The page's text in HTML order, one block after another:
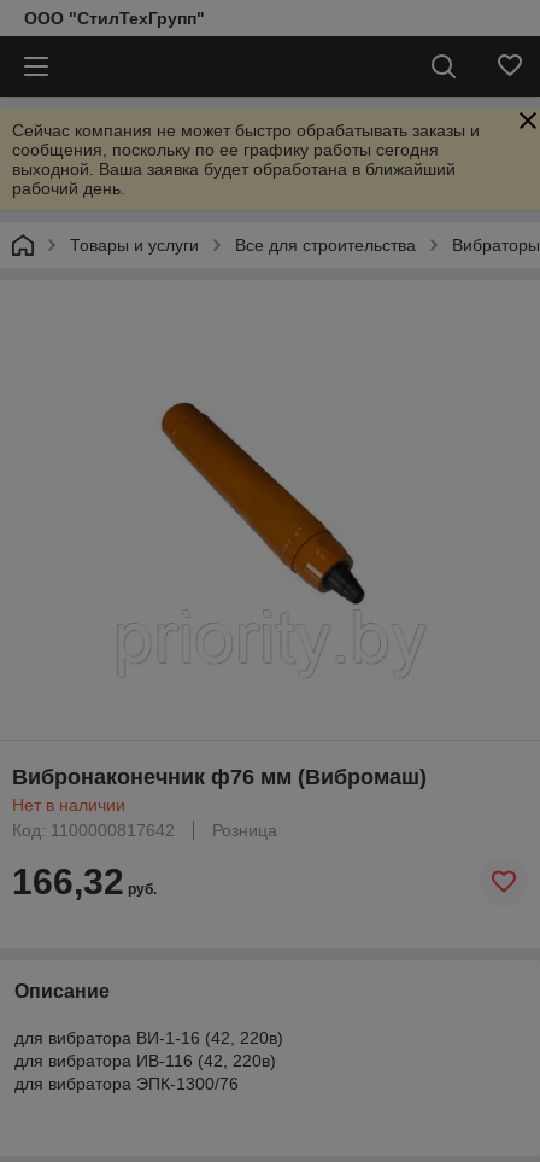
ООО "СтилТехГрупп"
Сейчас компания не может быстро обрабатывать заказы и
сообщения, поскольку по ее графику работы сегодня
выходной. Ваша заявка будет обработана в ближайший
рабочий день.
Товары и услуги Все для строительства
Вибронаконечник ф76 мм (Вибромаш)
Нет в наличии
Код: 1100000817642
Розница
166,32 руб.
Описание
для вибратора ВИ-1-16 (42, 220в)
для вибратора ИВ-116 (42, 220в)
для вибратора ЭПК-1300/76